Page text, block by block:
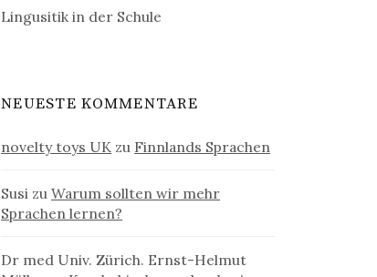
Lingusitik in der Schule
NEUESTE KOMMENTARE
novelty toys UK zu Finnlands Sprachen
Susi zuWarum sollten wir mehr
Sprachen lernen?
Dr med Univ. Zürich. Ernst-Helmut